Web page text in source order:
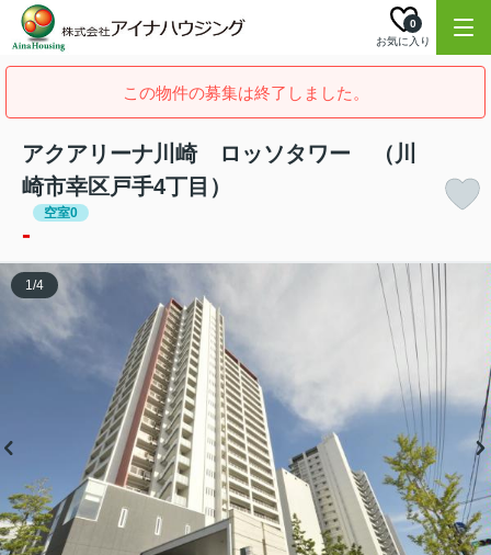
お気に入り
0
この物件の募集は終了しました。
アクアリーナ川崎 ロッソタワー （川
崎市幸区戸手4丁目）
空室0
-
1/4